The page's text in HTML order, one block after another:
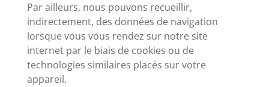
Par ailleurs, nous pouvons recueillir,
indirectement, des données de navigation
lorsque vous vous rendez sur notre site
internet par le biais de cookies ou de
technologies similaires placés sur votre
appareil.